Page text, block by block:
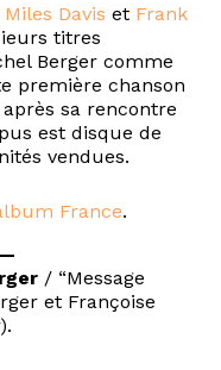
Miles Davis et Frank
titres
Berger comme
première chanson
sa rencontre
est disque de
vendues.
France.
/ “Message
et Françoise